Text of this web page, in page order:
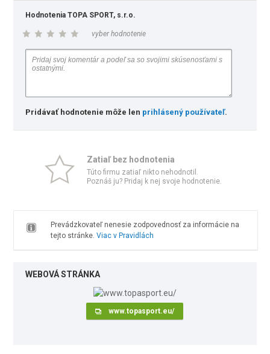
Hodnotenia TOPA SPORT, s.r.o.
vyber hodnotenie
Pridávať hodnotenie môže len prihlásený používateľ.
Zatiaľ bez hodnotenia
Túto firmu zatiaľ nikto nehodnotil.
Poznáš ju? Pridaj k nej svoje hodnotenie.
Prevádzkovateľ nenesie zodpovednosť za informácie na
tejto stránke. Viac v Pravidlách
WEBOVÁ STRÁNKA
www.topasport.eu/